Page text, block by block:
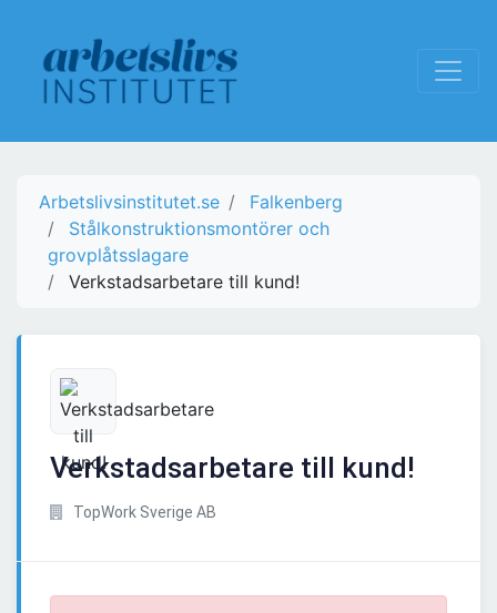
Arbetslivsinstitutet.se
Falkenberg
Stålkonstruktionsmontörer och
grovplåtsslagare
Verkstadsarbetare till kund!
Verkstadsarbetare till kund!
TopWork Sverige AB